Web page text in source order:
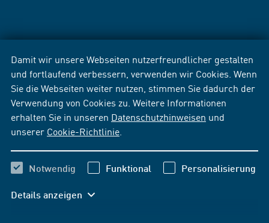
Damit wir unsere Webseiten nutzerfreundlicher gestalten
und fortlaufend verbessern, verwenden wir Cookies. Wenn
Sie die Webseiten weiter nutzen, stimmen Sie dadurch der
Verwendung von Cookies zu. Weitere Informationen
erhalten Sie in unseren Datenschutzhinweisen und
unserer Cookie-Richtlinie
Notwendig Funktional Personalisierung
Details anzeigen